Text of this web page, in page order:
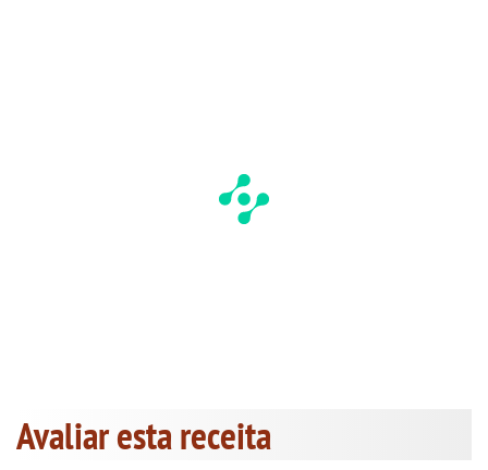
Avaliar esta receita